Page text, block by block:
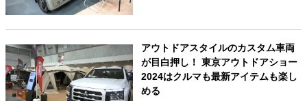
アウトドアスタイルのカスタム車両
が目白押し！ 東京アウトドアショー
2024はクルマも最新アイテムも楽し
める